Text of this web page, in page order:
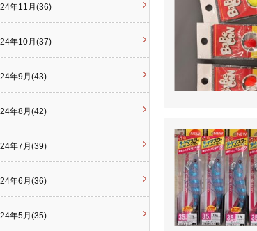
年11月(36)
年10月(37)
年9月(43)
年8月(42)
年7月(39)
年6月(36)
年5月(35)